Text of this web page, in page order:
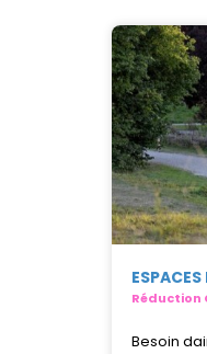
Réduction
Besoin